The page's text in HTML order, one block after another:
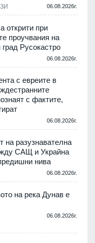
06.08.2026г.
открити при
проучвания на
Русокастро
06.08.2026г.
с евреите в
с фактите,
06.08.2026г.
на разузнавателна
САЩ и Украйна
нива
06.08.2026г.
на река Дунав е
06.08.2026г.